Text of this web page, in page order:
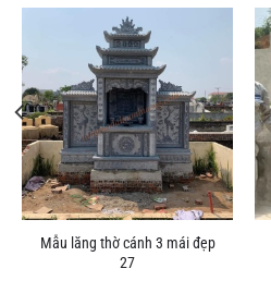
Mẫu lăng thờ cánh 3 mái đẹp
27